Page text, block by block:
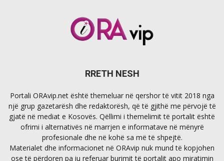
RRETH NESH
Portali ORAvip.net është themeluar në qershor të vitit 2018 nga
një grup gazetarësh dhe redaktorësh, që të gjithë me përvojë të
gjatë në mediat e Kosovës. Qëllimi i themelimit të portalit është
ofrimi i alternativës në marrjen e informatave në mënyrë
profesionale dhe në kohë sa më të shpejtë.
Materialet dhe informacionet në ORAvip nuk mund të kopjohen
ose të përdoren pa iu referuar burimit të portalit apo miratimin